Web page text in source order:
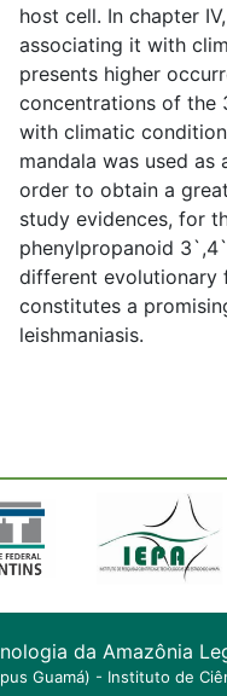
host cell. In chapter
associating it with
presents higher
concentrations of the
with climatic
mandala was used
order to obtain a
study evidences, for
phenylpropanoid
different evolutionary
constitutes a
leishmaniasis.
da Amazônia
Guamá) - Instituto de